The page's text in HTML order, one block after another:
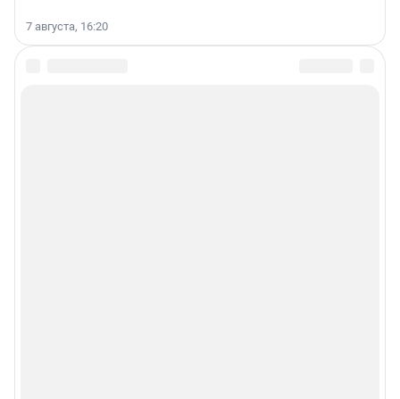
7 августа, 16:20